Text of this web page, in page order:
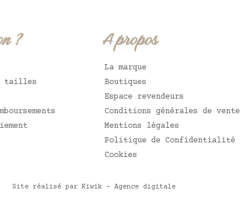
?
tailles
A propos
La marque
Boutiques
Espace revendeurs
Conditions générales de vente
Mentions légales
Politique de Confidentialité
Cookies
Site réalisé par Kiwik - Agence digitale